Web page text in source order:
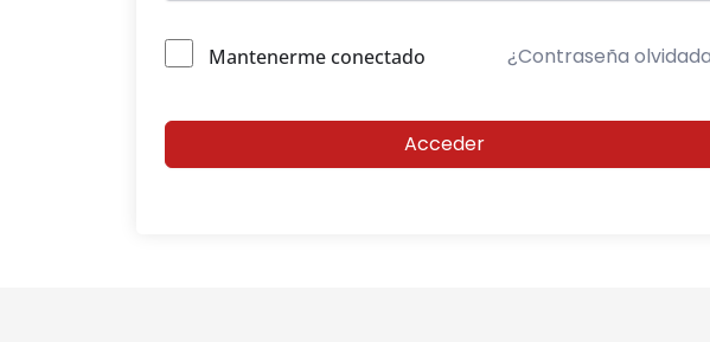
Mantenerme conectado ¿Contraseña
Acceder